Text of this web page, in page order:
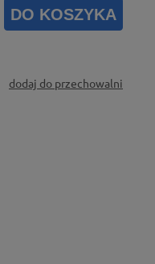
DO KOSZYKA
dodaj do przechowalni